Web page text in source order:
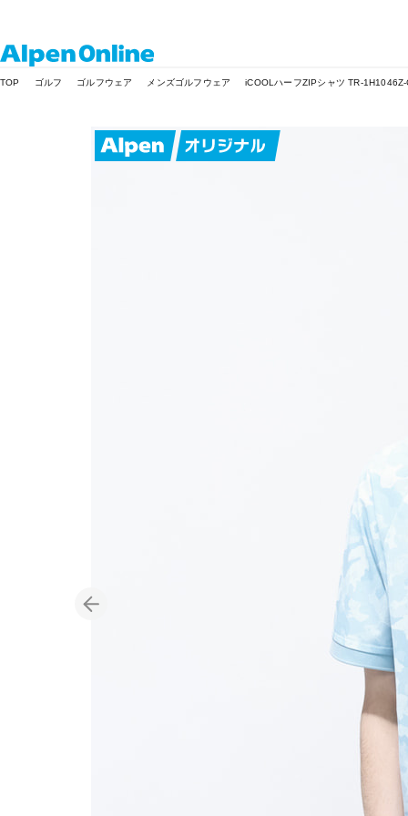
Online
TOP ゴルフ ゴルフウェア メンズゴルフウェア iCOOLハーフZIPシャツ TR-1H1046Z-